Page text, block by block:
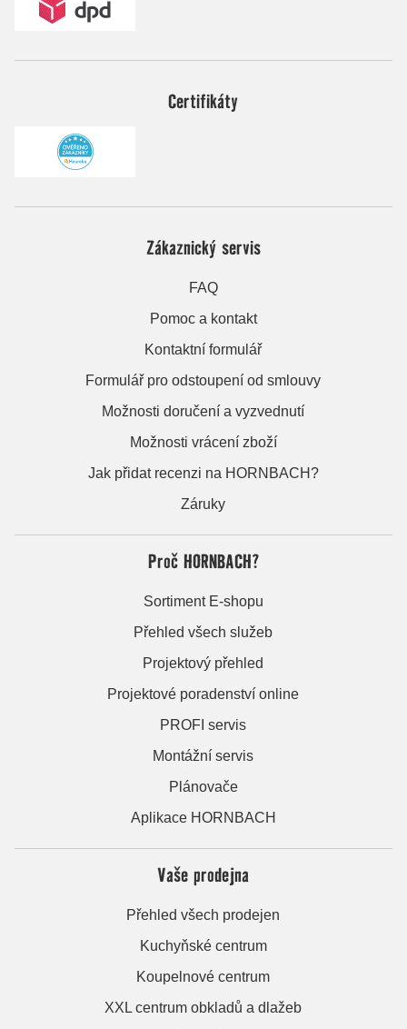
Certifikáty
Zákaznický servis
FAQ
Pomoc a kontakt
Kontaktní formulář
Formulář pro odstoupení od smlouvy
Možnosti doručení a vyzvednutí
Možnosti vrácení zboží
Jak přidat recenzi na HORNBACH?
Záruky
Proč HORNBACH?
Sortiment E-shopu
Přehled všech služeb
Projektový přehled
Projektové poradenství online
PROFI servis
Montážní servis
Plánovače
Aplikace HORNBACH
Vaše prodejna
Přehled všech prodejen
Kuchyňské centrum
Koupelnové centrum
XXL centrum obkladů a dlažeb